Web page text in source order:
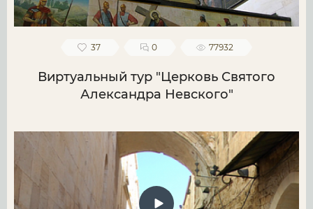
37 0 77932
Виртуальный тур "Церковь Святого
Александра Невского"